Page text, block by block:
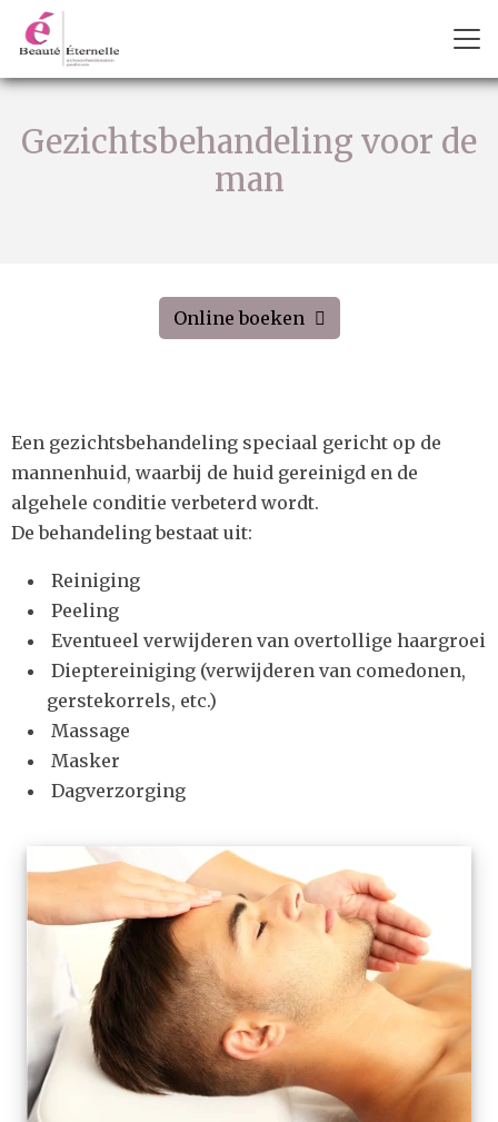
Gezichtsbehandeling voor de
man
Online boeken
Een gezichtsbehandeling speciaal gericht op de
mannenhuid, waarbij de huid gereinigd en de
algehele conditie verbeterd wordt.
De behandeling bestaat uit:
Reiniging
Peeling
Eventueel verwijderen van overtollige haargroei
Dieptereiniging (verwijderen van comedonen,
gerstekorrels, etc.)
Massage
Masker
Dagverzorging